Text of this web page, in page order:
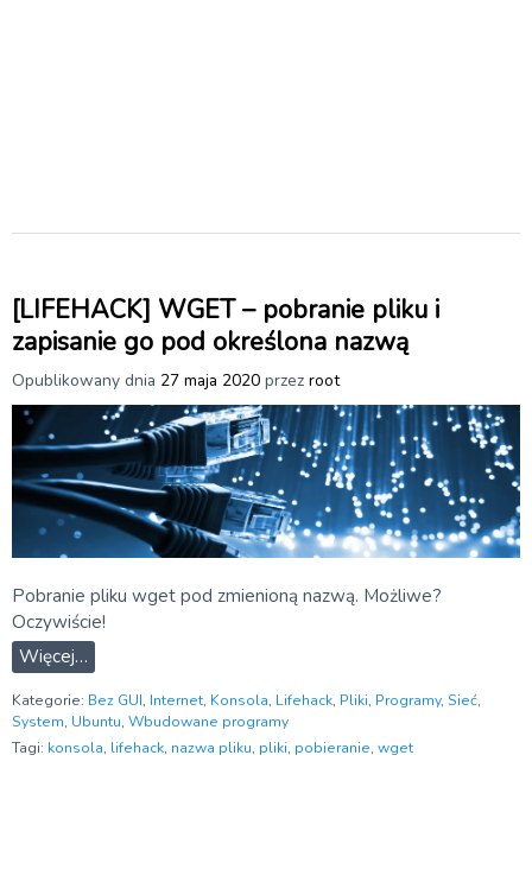
[LIFEHACK] WGET – pobranie pliku i
zapisanie go pod określona nazwą
Opublikowany dnia 27 maja 2020 przez root
Pobranie pliku wget pod zmienioną nazwą. Możliwe?
Oczywiście!
Więcej…
Kategorie: Bez GUI, Internet, Konsola, Lifehack, Pliki, Programy, Sieć,
System, Ubuntu, Wbudowane programy
Tagi: konsola, lifehack, nazwa pliku, pliki, pobieranie, wget